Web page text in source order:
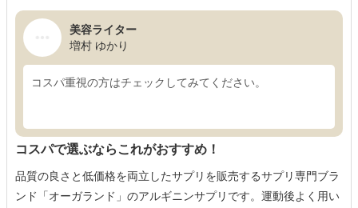
美容ライター
増村 ゆかり
コスパ重視の方はチェックしてみてください。
コスパで選ぶならこれがおすすめ！
品質の良さと低価格を両立したサプリを販売するサプリ専門ブラ
ンド「オーガランド」のアルギニンサプリです。運動後よく用い